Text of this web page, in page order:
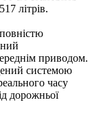
літрів.
приводом.
системою
часу
дорожньої